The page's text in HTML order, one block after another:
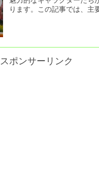
ります。この記事では、主
スポンサーリンク